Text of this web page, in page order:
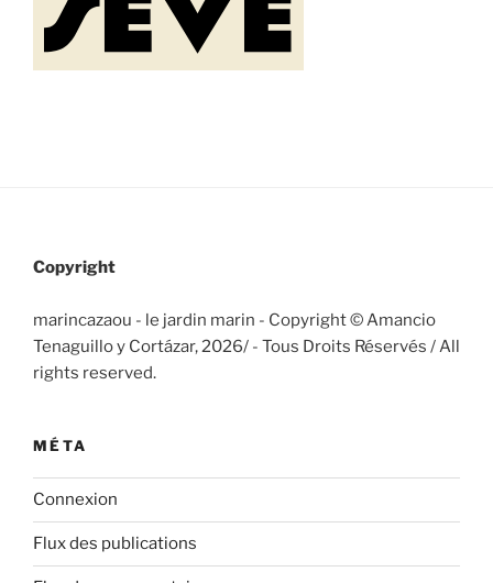
Copyright
marincazaou - le jardin marin - Copyright © Amancio
Tenaguillo y Cortázar, 2026/ - Tous Droits Réservés / All
rights reserved.
MÉTA
Connexion
Flux des publications